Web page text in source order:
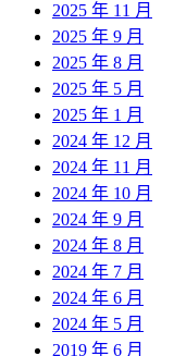
2025 年 11 月
2025 年 9 月
2025 年 8 月
2025 年 5 月
2025 年 1 月
2024 年 12 月
2024 年 11 月
2024 年 10 月
2024 年 9 月
2024 年 8 月
2024 年 7 月
2024 年 6 月
2024 年 5 月
2019 年 6 月